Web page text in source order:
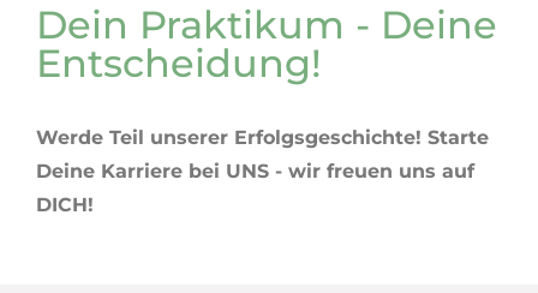
Dein Praktikum - Deine
Entscheidung!
Werde Teil unserer Erfolgsgeschichte! Starte
Deine Karriere bei UNS - wir freuen uns auf
DICH!